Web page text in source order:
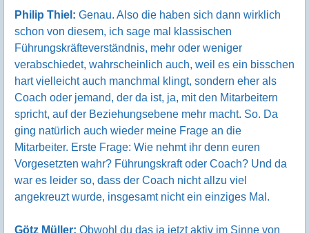
Philip Thiel: Genau. Also die haben sich dann wirklich
schon von diesem, ich sage mal klassischen
Führungskräfteverständnis, mehr oder weniger
verabschiedet, wahrscheinlich auch, weil es ein bisschen
hart vielleicht auch manchmal klingt, sondern eher als
Coach oder jemand, der da ist, ja, mit den Mitarbeitern
spricht, auf der Beziehungsebene mehr macht. So. Da
ging natürlich auch wieder meine Frage an die
Mitarbeiter. Erste Frage: Wie nehmt ihr denn euren
Vorgesetzten wahr? Führungskraft oder Coach? Und da
war es leider so, dass der Coach nicht allzu viel
angekreuzt wurde, insgesamt nicht ein einziges Mal.
Götz Müller: Obwohl du das ja jetzt aktiv im Sinne von